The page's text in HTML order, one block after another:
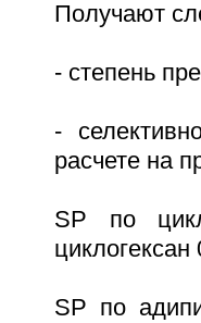
Получают
- степень
-
расчете на
SP по
циклогексан
SP по